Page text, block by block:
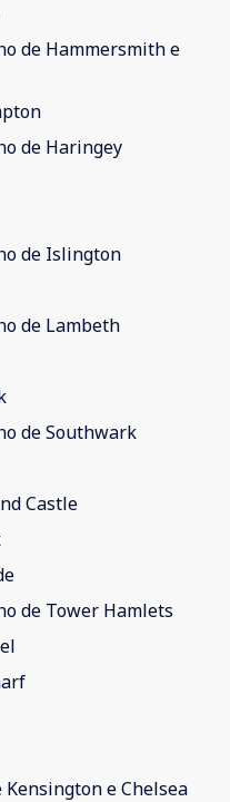
de Hammersmith e
de Haringey
de Islington
de Lambeth
de Southwark
Castle
de Tower Hamlets
Kensington e Chelsea